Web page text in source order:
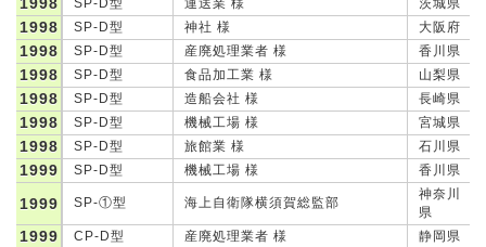
SP-D型 運送業 様 茨城県
1998 SP-D型 神社 様 大阪府
1998 SP-D型 産廃処理業者 様 香川県
1998 SP-D型 食品加工業 様 山梨県
1998 SP-D型 造船会社 様 長崎県
1998 SP-D型 機械工場 様 宮城県
1998 SP-D型 旅館業 様 石川県
1999 SP-D型 機械工場 様 香川県
1999 SP-①型 海上自衛隊横須賀総監部
神奈川
県
1999 CP-D型 産廃処理業者 様 静岡県